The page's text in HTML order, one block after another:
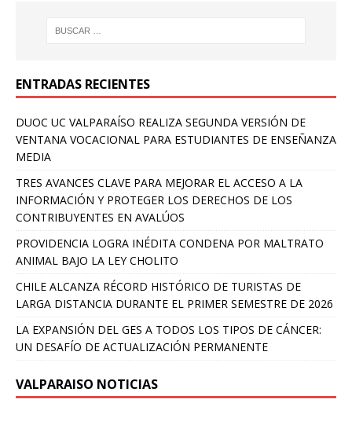
ENTRADAS RECIENTES
DUOC UC VALPARAÍSO REALIZA SEGUNDA VERSIÓN DE
VENTANA VOCACIONAL PARA ESTUDIANTES DE ENSEÑANZA
MEDIA
TRES AVANCES CLAVE PARA MEJORAR EL ACCESO A LA
INFORMACIÓN Y PROTEGER LOS DERECHOS DE LOS
CONTRIBUYENTES EN AVALÚOS
PROVIDENCIA LOGRA INÉDITA CONDENA POR MALTRATO
ANIMAL BAJO LA LEY CHOLITO
CHILE ALCANZA RÉCORD HISTÓRICO DE TURISTAS DE
LARGA DISTANCIA DURANTE EL PRIMER SEMESTRE DE 2026
LA EXPANSIÓN DEL GES A TODOS LOS TIPOS DE CÁNCER:
UN DESAFÍO DE ACTUALIZACIÓN PERMANENTE
VALPARAISO NOTICIAS